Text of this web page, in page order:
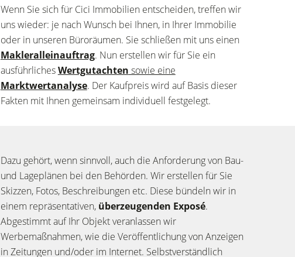
Wenn Sie sich für Cici Immobilien entscheiden, treffen wir
uns wieder: je nach Wunsch bei Ihnen, in Ihrer Immobilie
oder in unseren Büroräumen. Sie schließen mit uns einen
Makleralleinauftrag. Nun erstellen wir für Sie ein
ausführlichesWertgutachten sowie eine
Marktwertanalyse. Der Kaufpreis wird auf Basis dieser
Fakten mit Ihnen gemeinsam individuell festgelegt.
Dazu gehört, wenn sinnvoll, auch die Anforderung von Bau-
und Lageplänen bei den Behörden. Wir erstellen für Sie
Skizzen, Fotos, Beschreibungen etc. Diese bündeln wir in
einem repräsentativen, überzeugenden Exposé.
Abgestimmt auf Ihr Objekt veranlassen wir
Werbemaßnahmen, wie die Veröffentlichung von Anzeigen
in Zeitungen und/oder im Internet. Selbstverständlich